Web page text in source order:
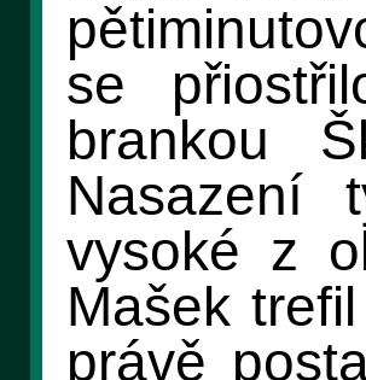
se
brankou
Nasazení
vysoké z
Mašek
právě